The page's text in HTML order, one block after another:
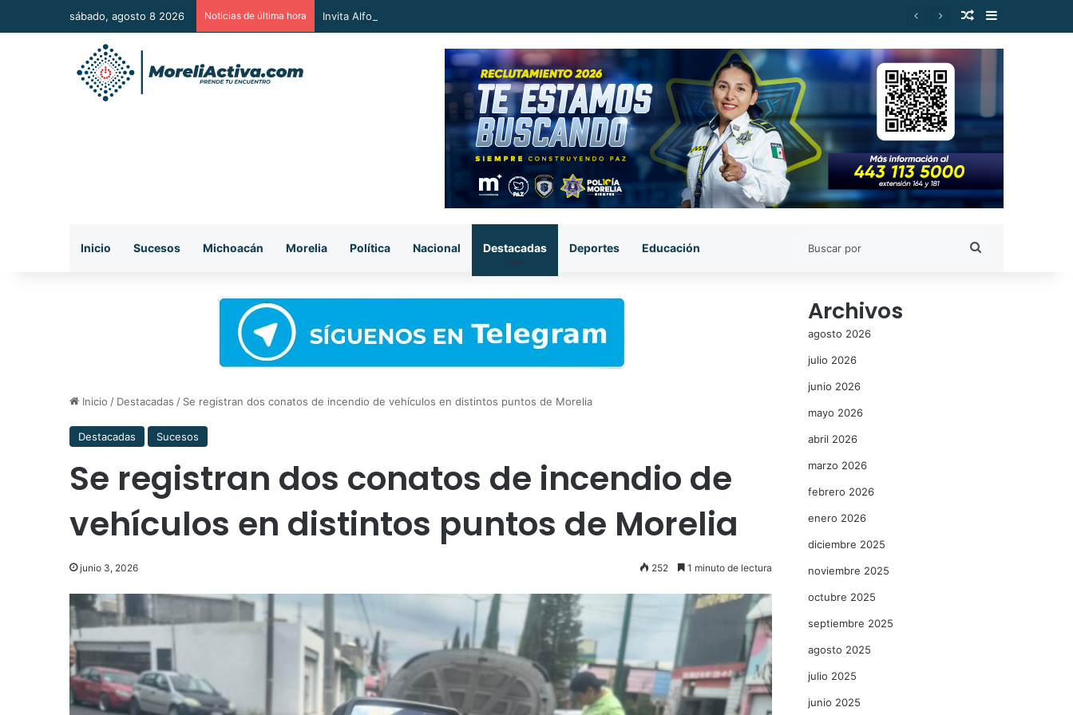
sábado, agosto 8 2026 Noticias de última hora Invita Alfonso Martínez Alcázar al nuevo Parque Lineal de Avenida del Quinceo Publicación al
Barra lateral
Inicio Sucesos Michoacán Morelia Política Nacional Destacadas Deportes Educación
Inicio / Destacadas / Se registran dos conatos de incendio de vehículos en distintos puntos de Morelia
Destacadas Sucesos
Se registran dos conatos de incendio de
vehículos en distintos puntos de Morelia
junio 3, 2026 252 1 minuto de lectura
Archivos
agosto 2026
julio 2026
junio 2026
mayo 2026
abril 2026
marzo 2026
febrero 2026
enero 2026
diciembre 2025
noviembre 2025
octubre 2025
septiembre 2025
agosto 2025
julio 2025
junio 2025